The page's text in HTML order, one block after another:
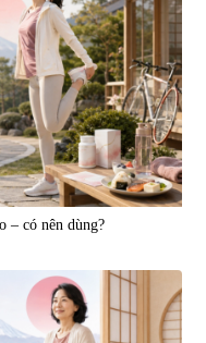
đệm Kyoto Has 30 viên
|14.560
đ
uống phòng ngừa & hỗ trợ
trị đột quỵ Biken Kinase
60 viên
|0
– có nên dùng?